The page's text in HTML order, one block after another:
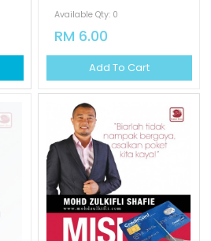
Available Qty: 0
RM 6.00
Add To Cart